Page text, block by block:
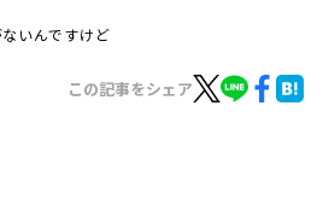
いんですけど
この記事をシェア